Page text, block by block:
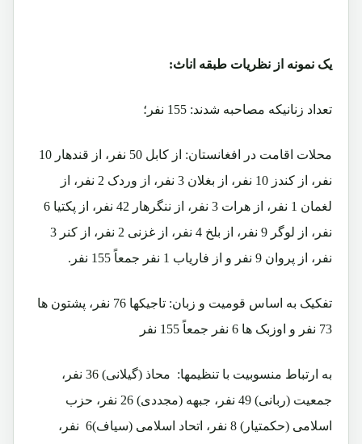
یک نمونه از نظریات طبقه اناث:
تعداد زنانیکه مصاحبه شدند: 155 نفر؛
محلات اقامت در افغانستان: از کابل 50 نفر، از قندهار 10
نفر، از کندز 10 نفر، از بغلان 3 نفر، از وردک 2 نفر، از
لغمان 1 نفر، از هرات 3 نفر، از ننگرهار 42 نفر، از پکتیا 6
نفر، از لوگر 9 نفر، از بلخ 4 نفر، از غزنی 2 نفر، از کنر 3
نفر، از پروان 9 نفر و از فاریاب 1 نفر جمعاً 155 نفر.
تفکیک به اساس قومیت و زبان: تاجیکها 76 نفر، پشتون ها
73 نفر و اوزبک ها 6 نفر جمعاً 155 نفر
به ارتباط منسوبیت با تنظیمها: محاذ (گیلانی) 36 نفر،
جمعیت (ربانی) 49 نفر، جبهه (مجددی) 26 نفر، حزب
اسلامی (حکمتیار) 8 نفر، اتحاد اسلامی (سیاف)6 نفر،